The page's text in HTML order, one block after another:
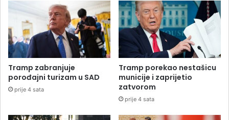
Tramp zabranjuje
porođajni turizam u SAD
prije 4 sata
Tramp porekao nestašicu
municije i zaprijetio
zatvorom
prije 4 sata